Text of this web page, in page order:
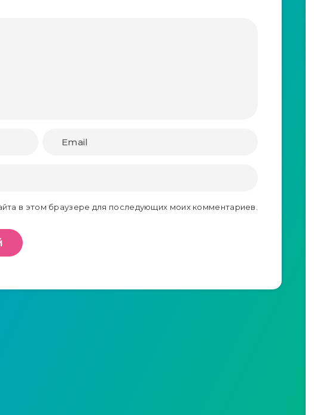
в этом браузере для последующих моих комментариев.